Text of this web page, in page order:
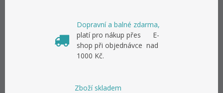
Dopravní a balné zdarma,
platí pro nákup přes E-
shop při objednávce nad
1000 Kč.
Zboží skladem